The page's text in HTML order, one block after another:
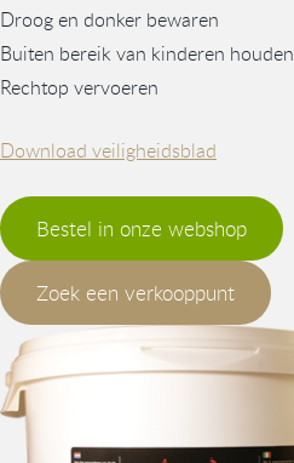
Droog en donker bewaren
Buiten bereik van kinderen houden
Rechtop vervoeren
Download veiligheidsblad
Bestel in onze webshop
Zoek een verkooppunt